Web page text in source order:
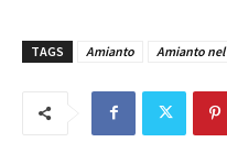
TAGS Amianto Amianto